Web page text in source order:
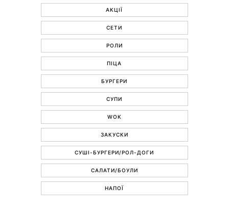
АКЦІЇ
СЕТИ
РОЛИ
ПІЦА
БУРГЕРИ
СУПИ
WOK
ЗАКУСКИ
СУШІ-БУРГЕРИ/РОЛ-ДОГИ
САЛАТИ/БОУЛИ
НАПОЇ